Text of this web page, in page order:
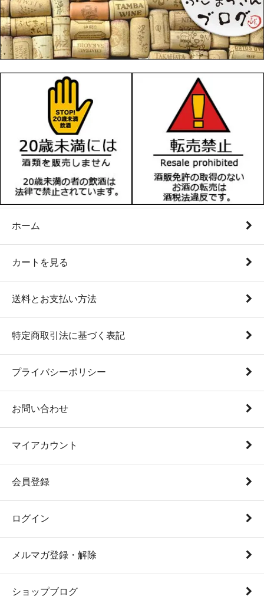
ホーム
カートを見る
送料とお支払い方法
特定商取引法に基づく表記
プライバシーポリシー
お問い合わせ
マイアカウント
会員登録
ログイン
メルマガ登録・解除
ショップブログ